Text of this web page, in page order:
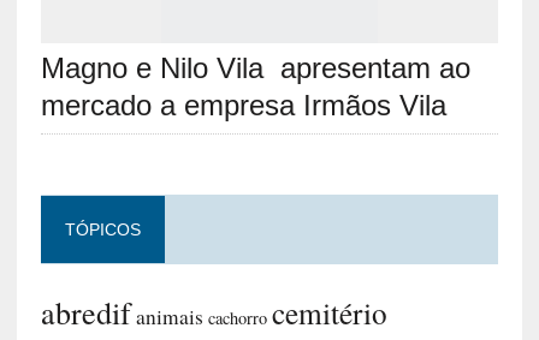
Magno e Nilo Vila apresentam ao
mercado a empresa Irmãos Vila
TÓPICOS
abredifanimais cachorro cemitério